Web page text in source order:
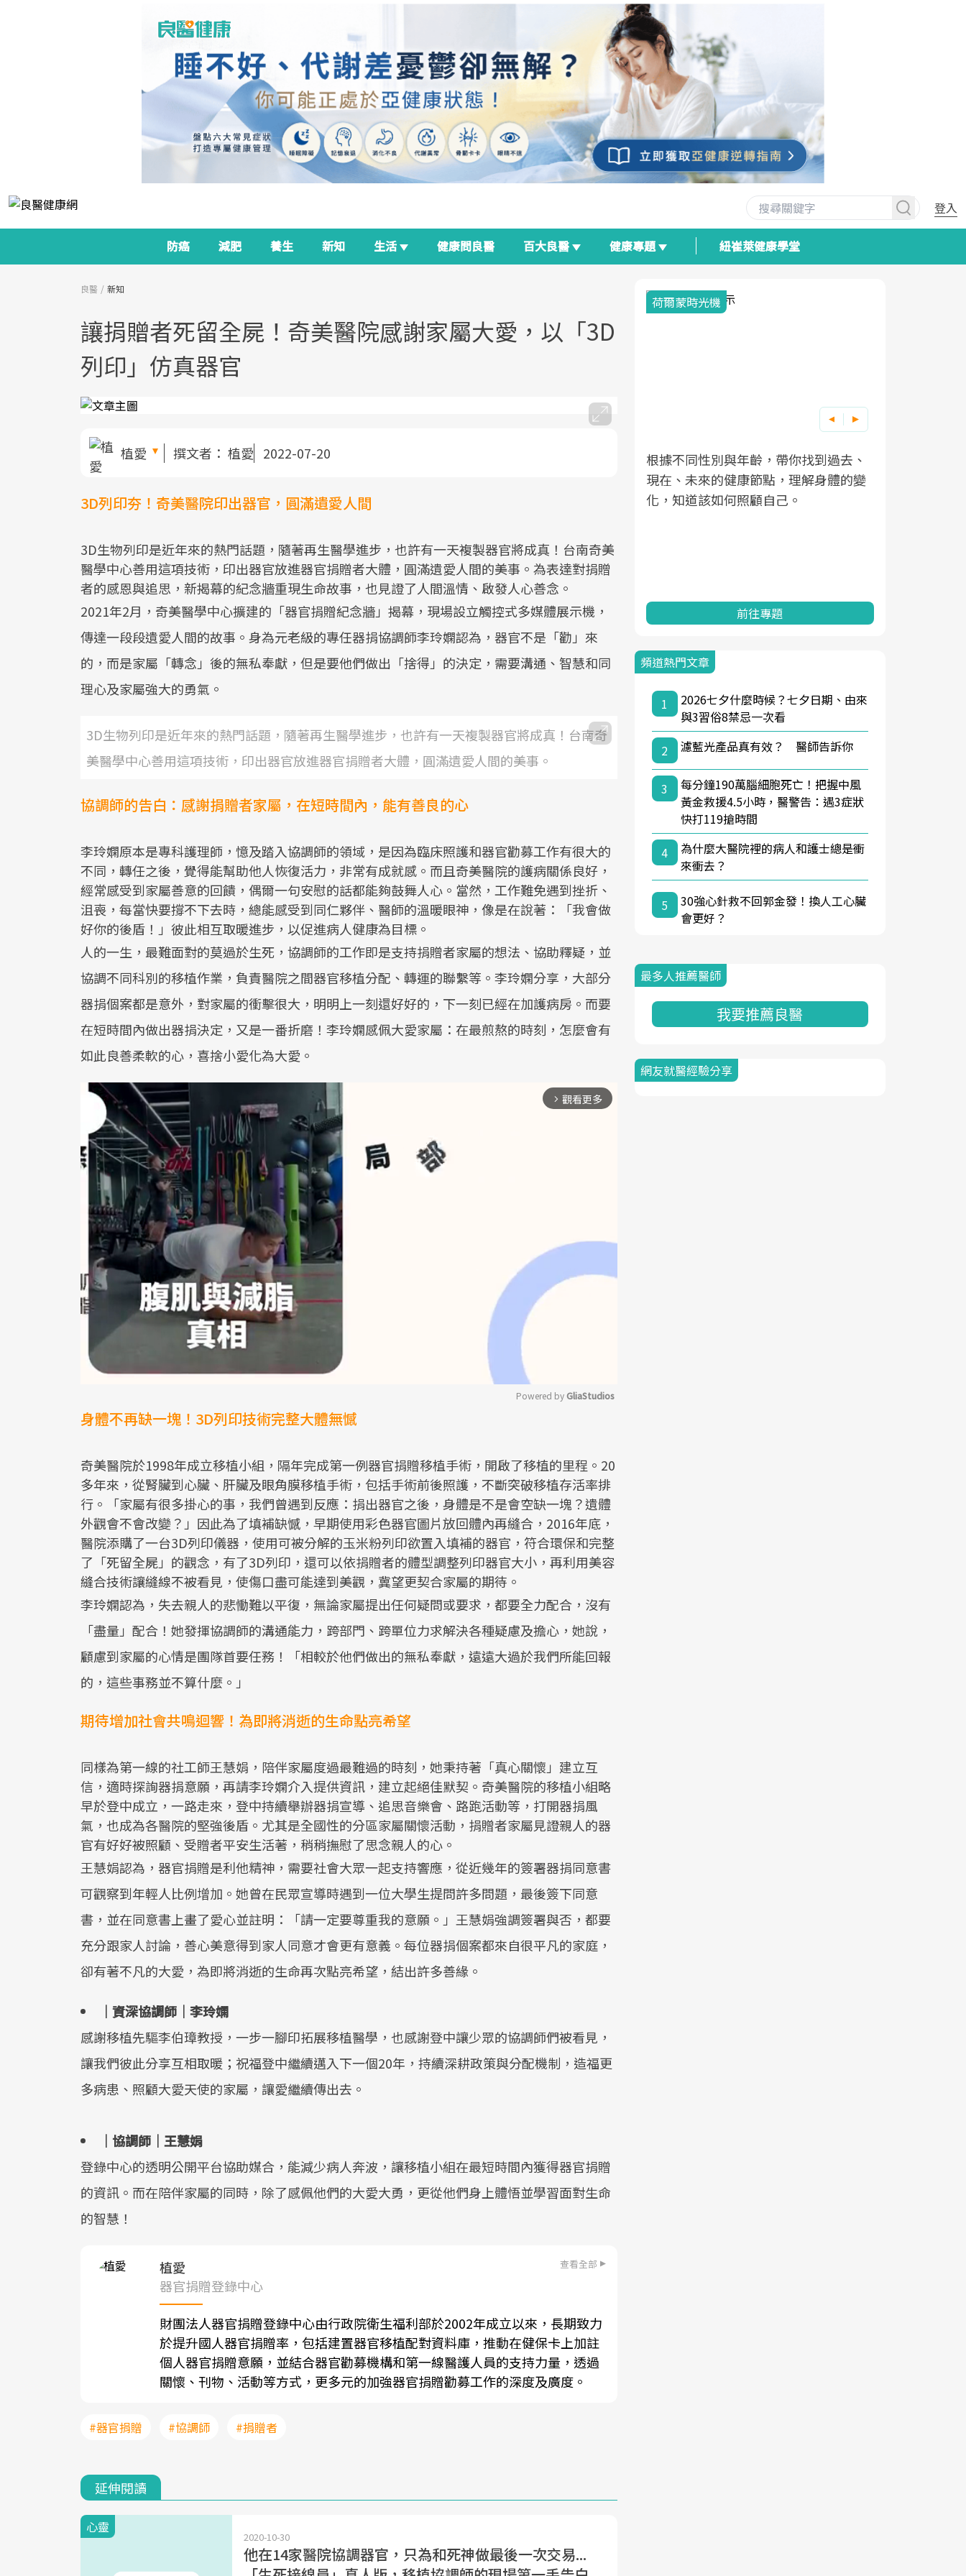
登入
防癌 減肥 養生 新知 生活 健康問良醫 百大良醫 健康專題 紐崔萊健康學堂
良醫 新知
讓捐贈者死留全屍！奇美醫院感謝家屬大愛，以「3D
列印」仿真器官
植愛 撰文者： 植愛 2022-07-20
3D列印夯！奇美醫院印出器官，圓滿遺愛人間
3D生物列印是近年來的熱門話題，隨著再生醫學進步，也許有一天複製器官將成真！台南奇美
醫學中心善用這項技術，印出器官放進器官捐贈者大體，圓滿遺愛人間的美事。為表達對捐贈
者的感恩與追思，新揭幕的紀念牆重現生命故事，也見證了人間溫情、啟發人心善念。
2021年2月，奇美醫學中心擴建的「器官捐贈紀念牆」揭幕，現場設立觸控式多媒體展示機，
傳達一段段遺愛人間的故事。身為元老級的專任器捐協調師李玲嫻認為，器官不是「勸」來
的，而是家屬「轉念」後的無私奉獻，但是要他們做出「捨得」的決定，需要溝通、智慧和同
理心及家屬強大的勇氣。
3D生物列印是近年來的熱門話題，隨著再生醫學進步，也許有一天複製器官將成真！台南奇
美醫學中心善用這項技術，印出器官放進器官捐贈者大體，圓滿遺愛人間的美事。
協調師的告白：感謝捐贈者家屬，在短時間內，能有善良的心
李玲嫻原本是專科護理師，憶及踏入協調師的領域，是因為臨床照護和器官勸募工作有很大的
不同，轉任之後，覺得能幫助他人恢復活力，非常有成就感。而且奇美醫院的護病關係良好，
經常感受到家屬善意的回饋，偶爾一句安慰的話都能夠鼓舞人心。當然，工作難免遇到挫折、
沮喪，每當快要撐不下去時，總能感受到同仁夥伴、醫師的溫暖眼神，像是在說著：「我會做
好你的後盾！」彼此相互取暖進步，以促進病人健康為目標。
人的一生，最難面對的莫過於生死，協調師的工作即是支持捐贈者家屬的想法、協助釋疑，並
協調不同科別的移植作業，負責醫院之間器官移植分配、轉運的聯繫等。李玲嫻分享，大部分
器捐個案都是意外，對家屬的衝擊很大，明明上一刻還好好的，下一刻已經在加護病房。而要
在短時間內做出器捐決定，又是一番折磨！李玲嫻感佩大愛家屬：在最煎熬的時刻，怎麼會有
如此良善柔軟的心，喜捨小愛化為大愛。
arrow_forward_ios 觀看更多
Powered by GliaStudios
身體不再缺一塊！3D列印技術完整大體無憾
奇美醫院於1998年成立移植小組，隔年完成第一例器官捐贈移植手術，開啟了移植的里程。20
多年來，從腎臟到心臟、肝臟及眼角膜移植手術，包括手術前後照護，不斷突破移植存活率排
行。「家屬有很多掛心的事，我們曾遇到反應：捐出器官之後，身體是不是會空缺一塊？遺體
外觀會不會改變？」因此為了填補缺憾，早期使用彩色器官圖片放回體內再縫合，2016年底，
醫院添購了一台3D列印儀器，使用可被分解的玉米粉列印欲置入填補的器官，符合環保和完整
了「死留全屍」的觀念，有了3D列印，還可以依捐贈者的體型調整列印器官大小，再利用美容
縫合技術讓縫線不被看見，使傷口盡可能達到美觀，冀望更契合家屬的期待。
李玲嫻認為，失去親人的悲慟難以平復，無論家屬提出任何疑問或要求，都要全力配合，沒有
「盡量」配合！她發揮協調師的溝通能力，跨部門、跨單位力求解決各種疑慮及擔心，她說，
顧慮到家屬的心情是團隊首要任務！「相較於他們做出的無私奉獻，遠遠大過於我們所能回報
的，這些事務並不算什麼。」
期待增加社會共鳴迴響！為即將消逝的生命點亮希望
同樣為第一線的社工師王慧娟，陪伴家屬度過最難過的時刻，她秉持著「真心關懷」建立互
信，適時探詢器捐意願，再請李玲嫻介入提供資訊，建立起絕佳默契。奇美醫院的移植小組略
早於登中成立，一路走來，登中持續舉辦器捐宣導、追思音樂會、路跑活動等，打開器捐風
氣，也成為各醫院的堅強後盾。尤其是全國性的分區家屬關懷活動，捐贈者家屬見證親人的器
官有好好被照顧、受贈者平安生活著，稍稍撫慰了思念親人的心。
王慧娟認為，器官捐贈是利他精神，需要社會大眾一起支持響應，從近幾年的簽署器捐同意書
可觀察到年輕人比例增加。她曾在民眾宣導時遇到一位大學生提問許多問題，最後簽下同意
書，並在同意書上畫了愛心並註明：「請一定要尊重我的意願。」王慧娟強調簽署與否，都要
充分跟家人討論，善心美意得到家人同意才會更有意義。每位器捐個案都來自很平凡的家庭，
卻有著不凡的大愛，為即將消逝的生命再次點亮希望，結出許多善緣。
｜資深協調師｜ 李玲嫻
感謝移植先驅李伯璋教授，一步一腳印拓展移植醫學，也感謝登中讓少眾的協調師們被看見，
讓我們彼此分享互相取暖；祝福登中繼續邁入下一個20年，持續深耕政策與分配機制，造福更
多病患、照顧大愛天使的家屬，讓愛繼續傳出去。
｜協調師｜ 王慧娟
登錄中心的透明公開平台協助媒合，能減少病人奔波，讓移植小組在最短時間內獲得器官捐贈
的資訊。而在陪伴家屬的同時，除了感佩他們的大愛大勇，更從他們身上體悟並學習面對生命
的智慧！
植愛 查看全部
器官捐贈登錄中心
財團法人器官捐贈登錄中心由行政院衛生福利部於2002年成立以來，長期致力
於提升國人器官捐贈率，包括建置器官移植配對資料庫，推動在健保卡上加註
個人器官捐贈意願，並結合器官勸募機構和第一線醫護人員的支持力量，透過
關懷、刊物、活動等方式，更多元的加強器官捐贈勸募工作的深度及廣度。
#器官捐贈 #協調師 #捐贈者
延伸閱讀
心靈
2020-10-30
他在14家醫院協調器官，只為和死神做最後一次交易...
關注的核心議題。然而，健檢不只是醫
療院所的服務，更是民眾了解自身健康
狀況、啟動健康管理的重要起點。
前往專題
前往專題
前往專題
荷爾蒙時光機
根據不同性別與年齡，帶你找到過去、
現在、未來的健康節點，理解身體的變
化，知道該如何照顧自己。
前往專題
頻道熱門文章
1
2026七夕什麼時候？七夕日期、由來
與3習俗8禁忌一次看
2
濾藍光產品真有效？ 醫師告訴你
3
每分鐘190萬腦細胞死亡！把握中風
黃金救援4.5小時，醫警告：遇3症狀
快打119搶時間
4
為什麼大醫院裡的病人和護士總是衝
來衝去？
5
30強心針救不回郭金發！換人工心臟
會更好？
最多人推薦醫師
我要推薦良醫
網友就醫經驗分享